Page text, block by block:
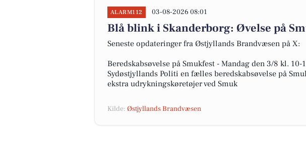
ALARM112 03-08-2026 08:01
Blå blink i Skanderborg: Øvelse på
Seneste opdateringer fra Østjyllands Brandvæsen på X:
Beredskabsøvelse på Smukfest - Mandag den 3/8 kl.
Sydøstjyllands Politi en fælles beredskabsøvelse på
ekstra udrykningskøretøjer ved Smuk
Kilde: Østjyllands Brandvæsen